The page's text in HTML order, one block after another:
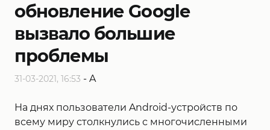
обновление Google
вызвало большие
проблемы
31-03-2021, 16:53 - A
На днях пользователи Android-устройств по
всему миру столкнулись с многочисленными